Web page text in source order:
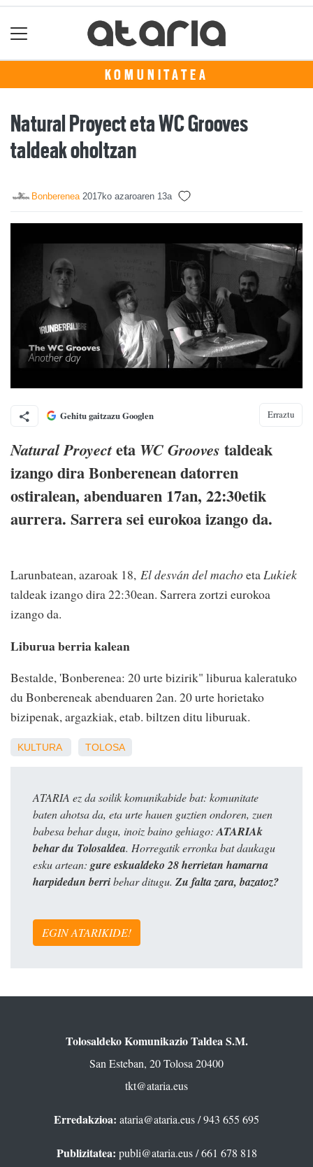
KOMUNITATEA
Natural Proyect eta WC Grooves
taldeak oholtzan
Bonberenea 2017ko azaroaren 13a
Gehitu gaitzazu Googlen Erraztu
Natural Proyecteta WC Grooves taldeak
izango dira Bonberenean datorren
ostiralean, abenduaren 17an, 22:30etik
aurrera. Sarrera sei eurokoa izango da.
Larunbatean, azaroak 18, El desván del machoetaLukiek
taldeak izango dira 22:30ean. Sarrera zortzi eurokoa
izango da.
Liburua berria kalean
Bestalde, 'Bonberenea: 20 urte bizirik" liburua kaleratuko
du Bonbereneak abenduaren 2an. 20 urte horietako
bizipenak, argazkiak, etab. biltzen ditu liburuak.
KULTURA TOLOSA
ATARIA ez da soilik komunikabide bat: komunitate
baten ahotsa da, eta urte hauen guztien ondoren, zuen
babesa behar dugu, inoiz baino gehiago: ATARIAk
behar du Tolosaldea. Horregatik erronka bat daukagu
esku artean: gure eskualdeko 28 herrietan hamarna
harpidedun berribehar ditugu. Zu falta zara, bazatoz?
EGIN ATARIKIDE!
Tolosaldeko Komunikazio Taldea S.M.
San Esteban, 20 Tolosa 20400
tkt@ataria.eus
Erredakzioa: ataria@ataria.eus/ 943 655 695
Publizitatea: publi@ataria.eus/ 661 678 818